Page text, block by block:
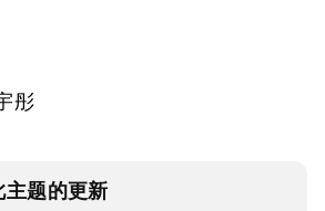
彤
题的更新